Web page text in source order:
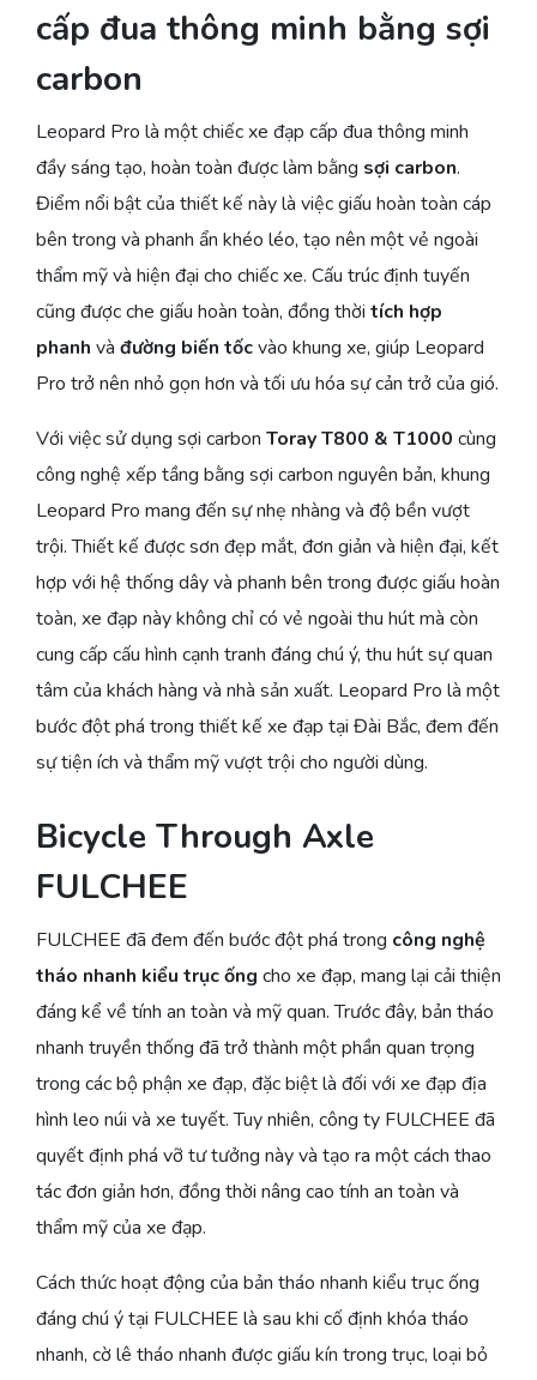
cấp đua thông minh bằng sợi
carbon
Leopard Pro là một chiếc xe đạp cấp đua thông minh
đầy sáng tạo, hoàn toàn được làm bằng sợi carbon.
Điểm nổi bật của thiết kế này là việc giấu hoàn toàn cáp
bên trong và phanh ẩn khéo léo, tạo nên một vẻ ngoài
thẩm mỹ và hiện đại cho chiếc xe. Cấu trúc định tuyến
cũng được che giấu hoàn toàn, đồng thời tích hợp
phanh và đường biến tốcvào khung xe, giúp Leopard
Pro trở nên nhỏ gọn hơn và tối ưu hóa sự cản trở của gió.
Với việc sử dụng sợi carbon Toray T800 & T1000 cùng
công nghệ xếp tầng bằng sợi carbon nguyên bản, khung
Leopard Pro mang đến sự nhẹ nhàng và độ bền vượt
trội. Thiết kế được sơn đẹp mắt, đơn giản và hiện đại, kết
hợp với hệ thống dây và phanh bên trong được giấu hoàn
toàn, xe đạp này không chỉ có vẻ ngoài thu hút mà còn
cung cấp cấu hình cạnh tranh đáng chú ý, thu hút sự quan
tâm của khách hàng và nhà sản xuất. Leopard Pro là một
bước đột phá trong thiết kế xe đạp tại Đài Bắc, đem đến
sự tiện ích và thẩm mỹ vượt trội cho người dùng.
Bicycle Through Axle
FULCHEE
FULCHEE đã đem đến bước đột phá trong công nghệ
tháo nhanh kiểu trục ống cho xe đạp, mang lại cải thiện
đáng kể về tính an toàn và mỹ quan. Trước đây, bản tháo
nhanh truyền thống đã trở thành một phần quan trọng
trong các bộ phận xe đạp, đặc biệt là đối với xe đạp địa
hình leo núi và xe tuyết. Tuy nhiên, công ty FULCHEE đã
quyết định phá vỡ tư tưởng này và tạo ra một cách thao
tác đơn giản hơn, đồng thời nâng cao tính an toàn và
thẩm mỹ của xe đạp.
Cách thức hoạt động của bản tháo nhanh kiểu trục ống
đáng chú ý tại FULCHEE là sau khi cố định khóa tháo
nhanh, cờ lê tháo nhanh được giấu kín trong trục, loại bỏ